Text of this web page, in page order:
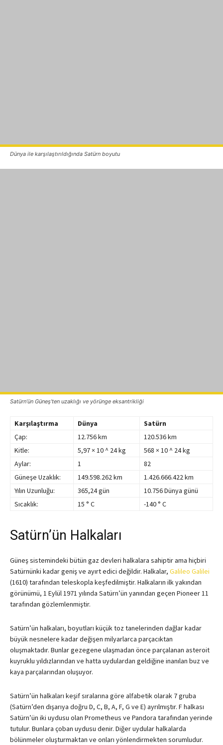
Dünya ile karşılaştırıldığında Satürn boyutu
Satürn’ün Güneş’ten uzaklığı ve yörünge eksantrikliği
Karşılaştırma Dünya
Satürn
Çap:
12.756 km
120.536 km
Kitle:
5,97 × 10 ^ 24 kg
568 × 10 ^ 24 kg
Aylar:
1
82
Güneşe Uzaklık:
149.598.262 km
1.426.666.422 km
Yılın Uzunluğu:
365,24 gün
10.756 Dünya günü
Sıcaklık:
15 ° C -140 ° C
Satürn’ün Halkaları
Güneş sistemindeki bütün gaz devleri halkalara sahiptir ama hiçbiri
Satürnünki kadar geniş ve ayırt edici değildir. Halkalar, Galileo Galilei
(1610) tarafından teleskopla keşfedilmiştir. Halkaların ilk yakından
görünümü, 1 Eylül 1971 yılında Satürn’ün yanından geçen Pioneer 11
tarafından gözlemlenmiştir.
Satürn’ün halkaları, boyutları küçük toz tanelerinden dağlar kadar
büyük nesnelere kadar değişen milyarlarca parçacıktan
oluşmaktadır. Bunlar gezegene ulaşmadan önce parçalanan asteroit
kuyruklu yıldızlarından ve hatta uydulardan geldiğine inanılan buz ve
kaya parçalarından oluşuyor.
Satürn’ün halkaları keşif sıralarına göre alfabetik olarak 7 gruba
(Satürn’den dışarıya doğru D, C, B, A, F, G ve E) ayrılmıştır. F halkası
Satürn’ün iki uydusu olan Prometheus ve Pandora tarafından yerinde
tutulur. Bunlara çoban uydusu denir. Diğer uydular halkalarda
bölünmeler oluşturmaktan ve onları yönlendirmekten sorumludur.